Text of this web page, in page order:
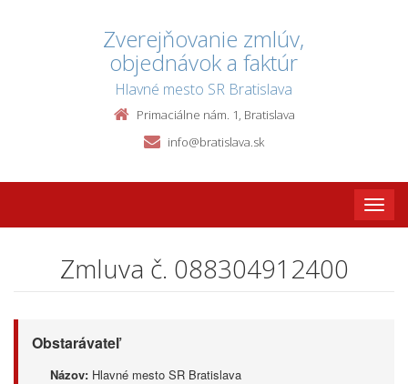
Zverejňovanie zmlúv,
objednávok a faktúr
Hlavné mesto SR Bratislava
Primaciálne nám. 1, Bratislava
info@bratislava.sk
Toggle
Zmluva č. 088304912400
Obstarávateľ
Názov: Hlavné mesto SR Bratislava